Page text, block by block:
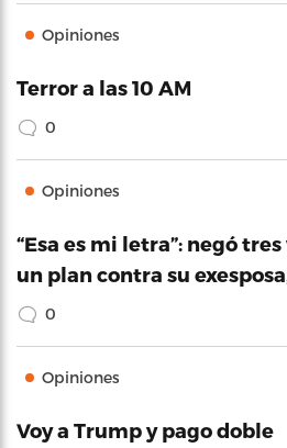
Opiniones
Terror a las 10 AM
0
Opiniones
“Esa es mi letra”: negó
un plan contra su
0
Opiniones
Voy a Trump y pago doble